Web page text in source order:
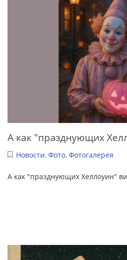
А как "празднующих
Новости, Фото, Фотогалерея
А как "празднующих Хеллоуин"